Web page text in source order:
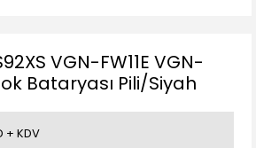
VGN-FW11E VGN-
Bataryası Pili/Siyah
+ KDV